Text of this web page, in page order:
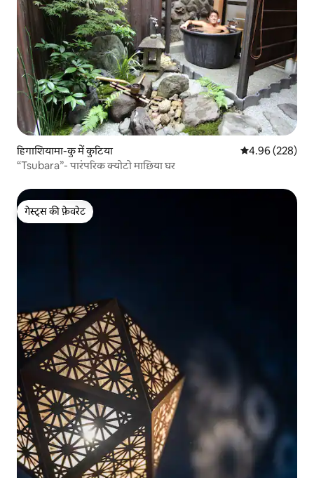
हिगाशियामा-कु में कुटिया औसत रेटिंग 5 में से
4.96 (228)
“Tsubara”- पारंपरिक क्योटो माछिया घर
गेस्ट्स की फ़ेवरेट
गेस्ट्स की फ़ेवरेट